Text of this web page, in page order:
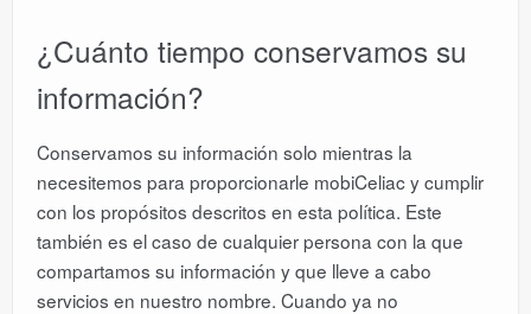
¿Cuánto tiempo conservamos su
información?
Conservamos su información solo mientras la
necesitemos para proporcionarle mobiCeliac y cumplir
con los propósitos descritos en esta política. Este
también es el caso de cualquier persona con la que
compartamos su información y que lleve a cabo
servicios en nuestro nombre. Cuando ya no